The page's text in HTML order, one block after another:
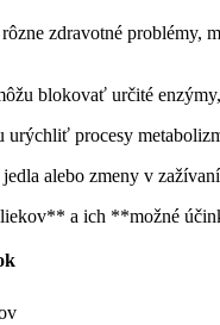
zdravotné ⁣problémy,
blokovať určité
procesy
‍alebo zmeny v⁢
a ‍ich **možné